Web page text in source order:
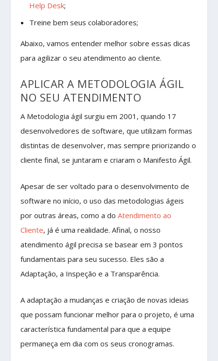
Help Desk;
Treine bem seus colaboradores;
Abaixo, vamos entender melhor sobre essas dicas
para agilizar o seu atendimento ao cliente.
APLICAR A METODOLOGIA ÁGIL
NO SEU ATENDIMENTO
A Metodologia ágil surgiu em 2001, quando 17
desenvolvedores de software, que utilizam formas
distintas de desenvolver, mas sempre priorizando o
cliente final, se juntaram e criaram o Manifesto Ágil.
Apesar de ser voltado para o desenvolvimento de
software no início, o uso das metodologias ágeis
por outras áreas, como a doAtendimento ao
Cliente, já é uma realidade. Afinal, o nosso
atendimento ágil precisa se basear em 3 pontos
fundamentais para seu sucesso. Eles são a
Adaptação, a Inspeção e a Transparência.
A adaptação a mudanças e criação de novas ideias
que possam funcionar melhor para o projeto, é uma
característica fundamental para que a equipe
permaneça em dia com os seus cronogramas.